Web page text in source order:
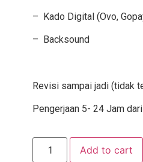
– Kado Digital (Ovo,
– Backsound
Revisi sampai jadi (tidak
Pengerjaan 5- 24 Jam
Add to cart